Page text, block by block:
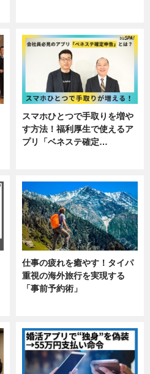
スマホひとつで手取りを増や
す方法！福利厚生で使えるア
プリ「ベネステ確定…
仕事の疲れを癒やす！タイパ
重視の海外旅行を実現する
「事前予約術」